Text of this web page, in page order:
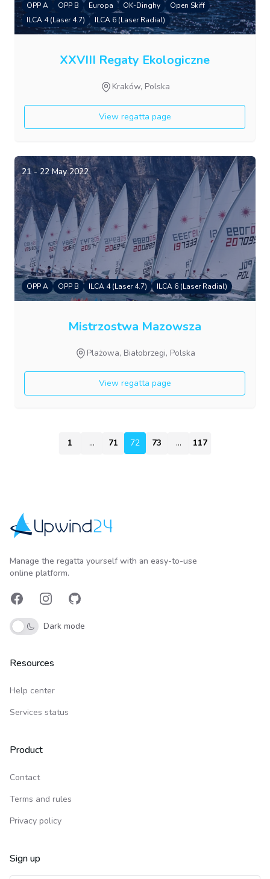
OPP A OPP B Europa OK-Dinghy
Open Skiff
ILCA 4 (Laser 4.7)
ILCA 6 (Laser Radial)
XXVIII Regaty Ekologiczne
Kraków, Polska
View regatta page
21 - 22 May 2022
OPP A OPP B ILCA 4 (Laser 4.7) ILCA 6 (Laser Radial)
Mistrzostwa Mazowsza
Plażowa, Białobrzegi, Polska
View regatta page
72
1 ... 71 72 73 ... 117
Manage the regatta yourself with an easy-to-use
online platform.
FacebookInstagramGitHub
Dark mode
Resources
Help center
Services status
Product
Contact
Terms and rules
Privacy policy
Sign up